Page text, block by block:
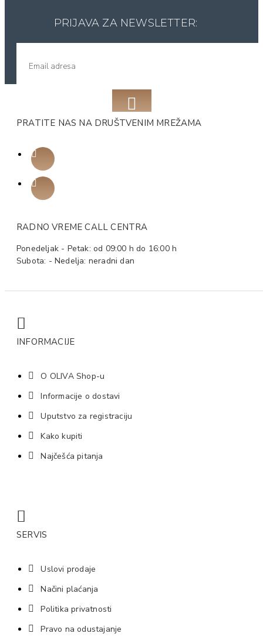
PRIJAVA ZA NEWSLETTER:
PRATITE NAS NA DRUŠTVENIM MREŽAMA
RADNO VREME CALL CENTRA
Ponedeljak - Petak: od 09:00 h do 16:00 h
Subota: - Nedelja: neradni dan
INFORMACIJE
O OLIVA Shop-u
Informacije o dostavi
Uputstvo za registraciju
Kako kupiti
Najčešća pitanja
SERVIS
Uslovi prodaje
Načini plaćanja
Politika privatnosti
Pravo na odustajanje